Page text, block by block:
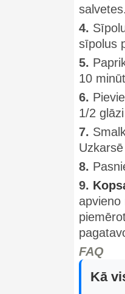
salvetes.
4.
sīpolus
5.
10
6.
1/2
7.
8.
9.
apvieno
FAQ
Kā